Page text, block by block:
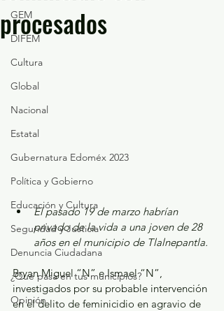
GEM
DIFEM
Cultura
Global
Nacional
Estatal
Gubernatura Edoméx 2023
Política y Gobierno
Educación y Cultura
Seguridad y Justicia
Denuncia Ciudadana
¿Qué pasa en tus municipios?
Opinión
procesados
El pasado 19 de marzo habrían
privado de la vida a una joven de 28
años en el municipio de Tlalnepantla.
Bryan Miguel “N” e Ismael “N”,
investigados por su probable intervención
en el delito de feminicidio en agravio de